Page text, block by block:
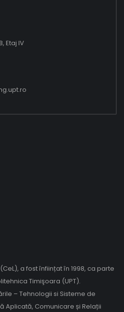
Etaj IV
a fost înființat în 1998, ca parte
Timişoara (UPT).
– Tehnologii si Sisteme de
Aplicată, Comunicare și Relații